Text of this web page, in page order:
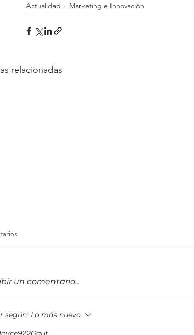
Actualidad Marketing e Innovación
relacionadas
el futuro
Llega a Guatemala la
un comentario...
según: Lo más nuevo